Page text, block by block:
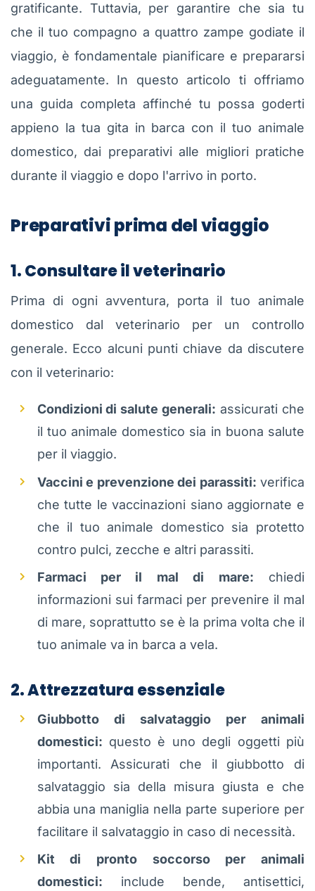
gratificante. Tuttavia, per garantire che sia tu
che il tuo compagno a quattro zampe godiate il
viaggio, è fondamentale pianificare e prepararsi
adeguatamente. In questo articolo ti offriamo
una guida completa affinché tu possa goderti
appieno la tua gita in barca con il tuo animale
domestico, dai preparativi alle migliori pratiche
durante il viaggio e dopo l'arrivo in porto.
Preparativi prima del viaggio
1. Consultare il veterinario
Prima di ogni avventura, porta il tuo animale
domestico dal veterinario per un controllo
generale. Ecco alcuni punti chiave da discutere
con il veterinario:
Condizioni di salute generali: assicurati che
il tuo animale domestico sia in buona salute
per il viaggio.
Vaccini e prevenzione dei parassiti: verifica
che tutte le vaccinazioni siano aggiornate e
che il tuo animale domestico sia protetto
contro pulci, zecche e altri parassiti.
Farmaci per il mal di mare: chiedi
informazioni sui farmaci per prevenire il mal
di mare, soprattutto se è la prima volta che il
tuo animale va in barca a vela.
2. Attrezzatura essenziale
Giubbotto di salvataggio per animali
domestici: questo è uno degli oggetti più
importanti. Assicurati che il giubbotto di
salvataggio sia della misura giusta e che
abbia una maniglia nella parte superiore per
facilitare il salvataggio in caso di necessità.
Kit di pronto soccorso per animali
domestici: include bende, antisettici,